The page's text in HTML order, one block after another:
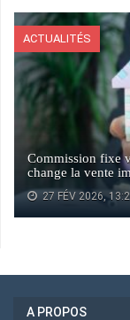
ACTUALITÉS
Commission fixe
change la vente
27 FÉV 2026,
A PROPOS